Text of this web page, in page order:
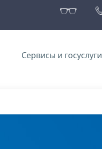
Сервисы и госуслуги